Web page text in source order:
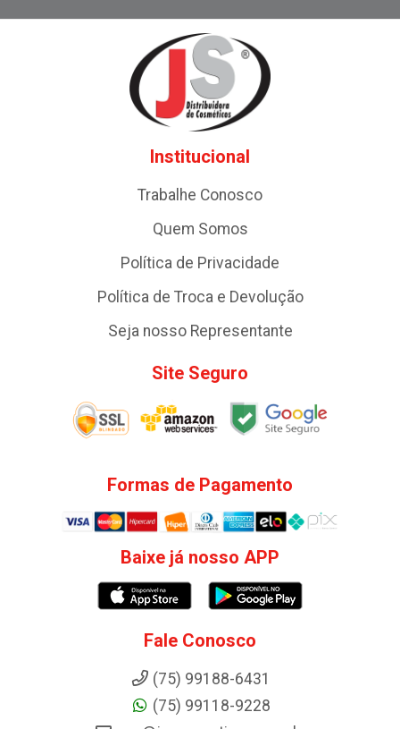
Institucional
Trabalhe Conosco
Quem Somos
Política de Privacidade
Política de Troca e Devolução
Seja nosso Representante
Site Seguro
Formas de Pagamento
Baixe já nosso APP
Fale Conosco
(75) 99188-6431
(75) 99118-9228